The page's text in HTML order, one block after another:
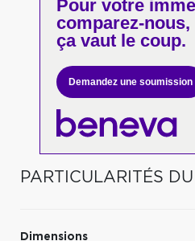
Pour votre
comparez-nous,
ça vaut le coup.
Demandez une soumission
PARTICULARITÉS
Dimensions